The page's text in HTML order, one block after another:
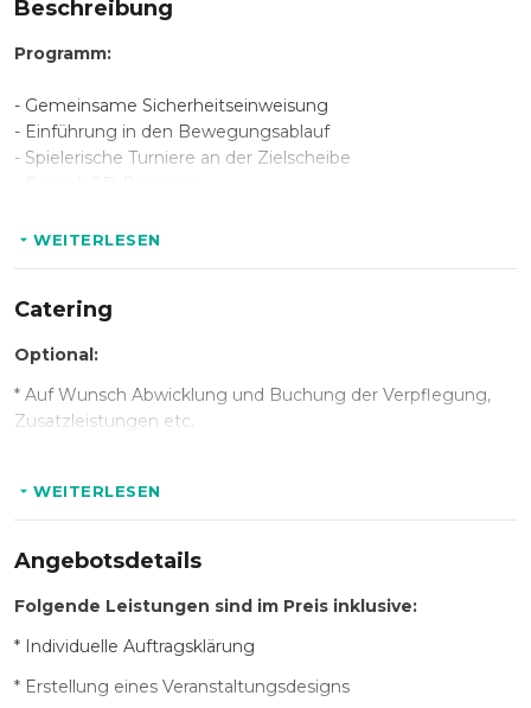
Beschreibung
Programm:
- Gemeinsame Sicherheitseinweisung
- Einführung in den Bewegungsablauf
- Spielerische Turniere an der Zielscheibe
WEITERLESEN
Catering
Optional:
* Auf Wunsch Abwicklung und Buchung der Verpflegung,
Zusatzleistungen etc.
WEITERLESEN
Angebotsdetails
Folgende Leistungen sind im Preis inklusive:
* Individuelle Auftragsklärung
* Erstellung eines Veranstaltungsdesigns